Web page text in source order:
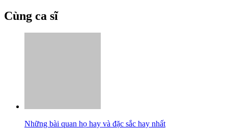
Cùng ca sĩ
Những bài quan họ hay và đặc sắc hay nhất